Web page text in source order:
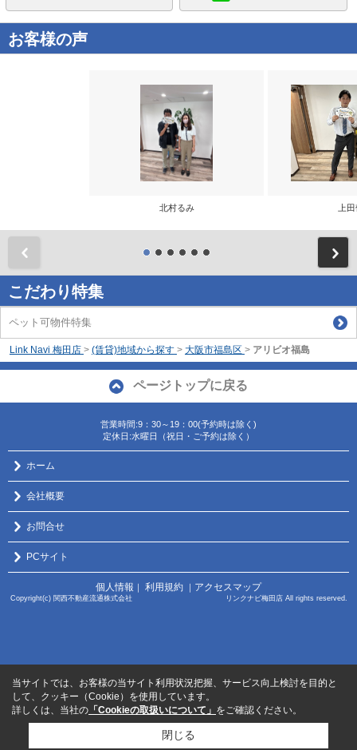
お客様の声
北村るみ 上
こだわり特集
ペット可物件特集
Link Navi 梅田店 > (賃貸)地域から探す > 大阪市福島区 > アリビオ福島
ページトップに戻る
営業時間:9：30～19：00(予約時は除く)
定休日:水曜日（祝日・ご予約は除く）
ホーム
会社概要
お問合せ
PCサイト
個人情報 利用規約 アクセスマップ
Copyright(c) 関西不動産流通株式会社 リンクナビ梅田店 All rights reserved.
当サイトでは、お客様の当サイト利用状況把握、サービス向上検討を目的と
して、クッキー（Cookie）を使用しています。
詳しくは、当社の 「Cookieの取扱いについて」 をご確認ください。
閉じる